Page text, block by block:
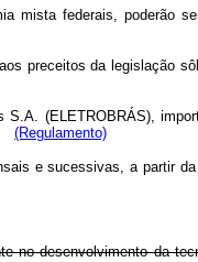
mista federais, poderão
preceitos da legislação
(ELETROBRÁS),
(Regulamento)
e sucessivas, a partir da
no desenvolvimento da